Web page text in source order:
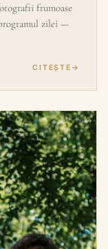
frumoase
zilei —
CITEȘTE